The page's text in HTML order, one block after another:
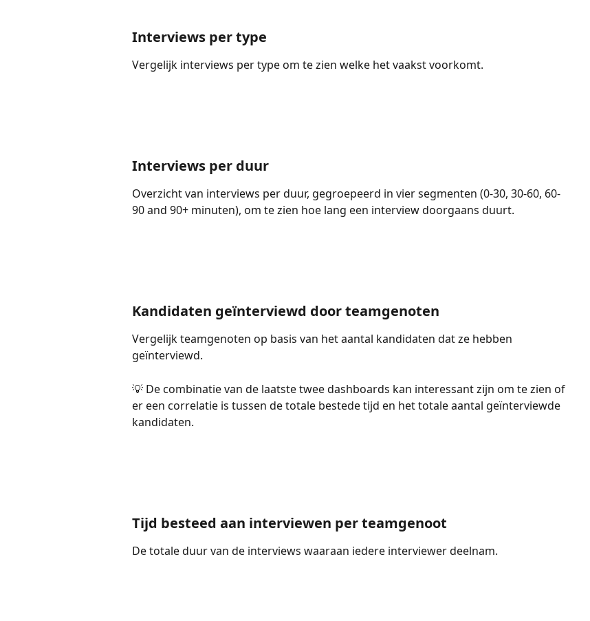
Interviews per type
Vergelijk interviews per type om te zien welke het vaakst voorkomt.
Interviews per duur
Overzicht van interviews per duur, gegroepeerd in vier segmenten (0-30, 30-60, 60-
90 and 90+ minuten), om te zien hoe lang een interview doorgaans duurt.
Kandidaten geïnterviewd door teamgenoten
Vergelijk teamgenoten op basis van het aantal kandidaten dat ze hebben
geïnterviewd.
💡 De combinatie van de laatste twee dashboards kan interessant zijn om te zien of
er een correlatie is tussen de totale bestede tijd en het totale aantal geïnterviewde
kandidaten.
Tijd besteed aan interviewen per teamgenoot
De totale duur van de interviews waaraan iedere interviewer deelnam.